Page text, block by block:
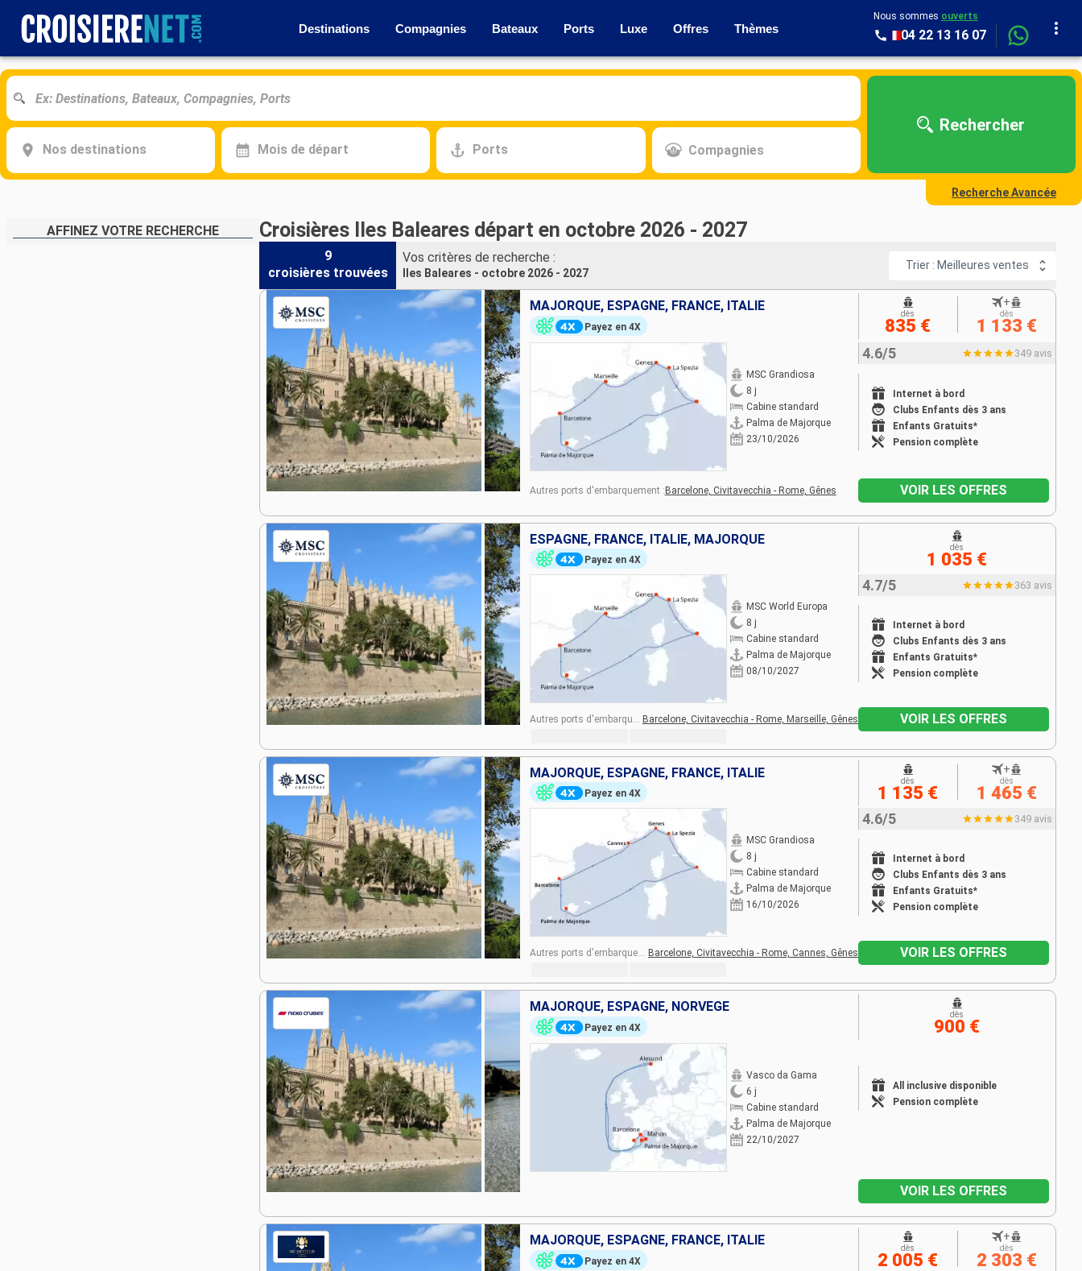
Destinations Compagnies Bateaux Ports Luxe Offres Thèmes
Nous sommes ouverts
04 22 13 16 07
Nos destinations Mois de départ Ports Compagnies
Rechercher
Recherche Avancée
AFFINEZ VOTRE RECHERCHE Croisières Iles Baleares départ en octobre 2026 - 2027
9
croisières trouvées
Vos critères de recherche :
Iles Baleares - octobre 2026 - 2027
Trier : Meilleures ventes
MAJORQUE, ESPAGNE, FRANCE, ITALIE
Payez en 4X
MSC Grandiosa
8 j
Cabine standard
Palma de Majorque
23/10/2026
4.6/5 349 avis
Internet à bord
Clubs Enfants dès 3 ans
Enfants Gratuits*
Pension complète
dès
835 €
+
dès
1 133 €
Autres ports d'embarquement :Barcelone, Civitavecchia - Rome, Gênes VOIR LES OFFRES
ESPAGNE, FRANCE, ITALIE, MAJORQUE
Payez en 4X
MSC World Europa
8 j
Cabine standard
Palma de Majorque
08/10/2027
4.7/5 363 avis
Internet à bord
Clubs Enfants dès 3 ans
Enfants Gratuits*
Pension complète
dès
1 035 €
Barcelone, Civitavecchia - Rome, Marseille, Gênes VOIR LES OFFRES
MAJORQUE, ESPAGNE, FRANCE, ITALIE
Payez en 4X
MSC Grandiosa
8 j
Cabine standard
Palma de Majorque
16/10/2026
4.6/5 349 avis
Internet à bord
Clubs Enfants dès 3 ans
Enfants Gratuits*
Pension complète
dès
1 135 €
+
dès
1 465 €
Autres ports d'embarquement : Barcelone, Civitavecchia - Rome, Cannes, Gênes VOIR LES OFFRES
MAJORQUE, ESPAGNE, NORVÈGE
Payez en 4X
Vasco da Gama
6 j
Cabine standard
Palma de Majorque
22/10/2027
All inclusive disponible
Pension complète
dès
900 €
VOIR LES OFFRES
MAJORQUE, ESPAGNE, FRANCE, ITALIE
Payez en 4X
dès
2 005 €
+
dès
2 303 €